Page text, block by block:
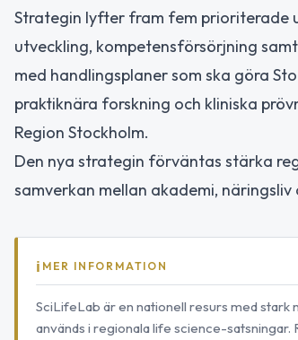
Strategin lyfter fram fem prioriterade
utveckling, kompetensförsörjning
med handlingsplaner som ska göra
praktiknära forskning och kliniska
Region Stockholm.
Den nya strategin förväntas stärka
samverkan mellan akademi, näringsliv
MER INFORMATION
SciLifeLab är en nationell resurs med
används i regionala life science-